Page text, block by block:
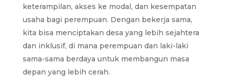
keterampilan, akses ke modal, dan kesempatan
usaha bagi perempuan. Dengan bekerja sama,
kita bisa menciptakan desa yang lebih sejahtera
dan inklusif, di mana perempuan dan laki-laki
sama-sama berdaya untuk membangun masa
depan yang lebih cerah.